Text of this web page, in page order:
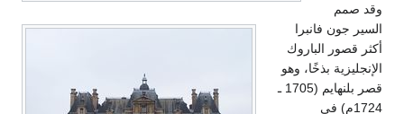
وقد صمم
السير جون فانبرا
أكثر قصور الباروك
الإنجليزية بذخًا، وهو
قصر بلنهايم (1705 ـ
1724م) في